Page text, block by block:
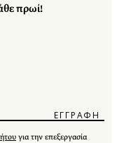
πρωί!
για την επεξεργασία